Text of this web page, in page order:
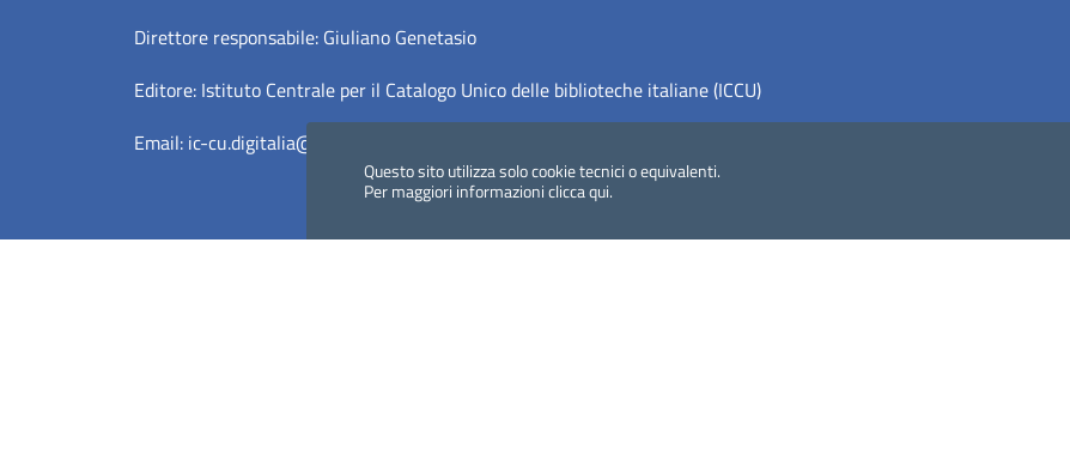
Questo sito utilizza solo cookie tecnici o equivalenti.
Per maggiori informazioniclicca qui.
Direttore responsabile: Giuliano Genetasio
Editore: Istituto Centrale per il Catalogo Unico delle biblioteche italiane (ICCU)
Email: ic-cu.digitalia@cultura.gov.it